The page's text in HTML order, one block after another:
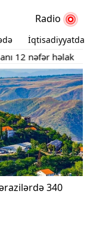
Radio
İqtisadiyyatda
olub, 39 nəfər
340